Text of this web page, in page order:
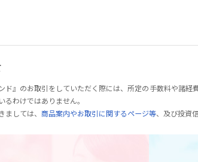
』のお取引をしていただく際には、所定の手数料や諸
わけではありません。
しては、 商品案内やお取引に関するページ等、及び投資